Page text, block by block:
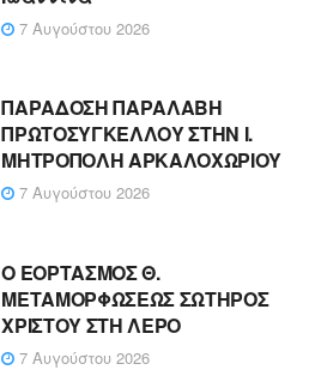
7 Αυγούστου 2026
ΠΑΡΑΔΟΣΗ ΠΑΡΑΛΑΒΗ
ΠΡΩΤΟΣΥΓΚΕΛΛΟΥ ΣΤΗΝ Ι.
ΜΗΤΡΟΠΟΛΗ ΑΡΚΑΛΟΧΩΡΙΟΥ
7 Αυγούστου 2026
Ο ΕΟΡΤΑΣΜΟΣ Θ.
ΜΕΤΑΜΟΡΦΩΣΕΩΣ ΣΩΤΗΡΟΣ
ΧΡΙΣΤΟΥ ΣΤΗ ΛΕΡΟ
7 Αυγούστου 2026